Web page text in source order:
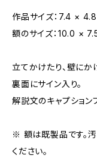
作品サイズ：7.4 ×
額のサイズ：10.0 ×
立てかけたり、壁にか
裏面にサイン入り。
解説文のキャプション
※ 額は既製品です。
ください。